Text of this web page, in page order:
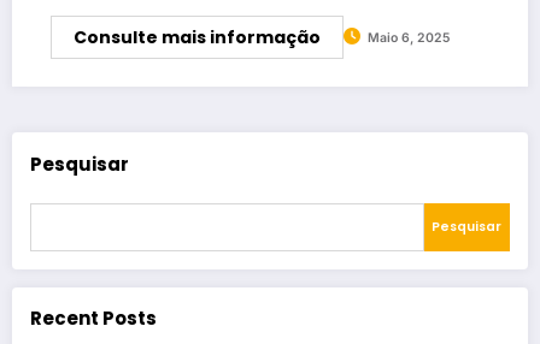
Consulte mais informação Maio 6, 2025
Pesquisar
Pesquisar
Recent Posts